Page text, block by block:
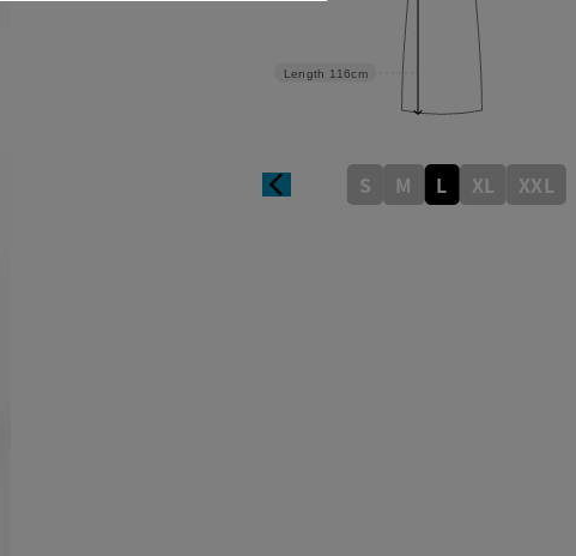
Length 116cm
S M L XL XXL